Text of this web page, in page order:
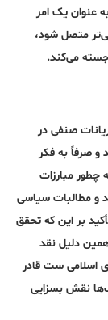
عنوان یک امر
متصل شود،
می‌کند.
صنفی در
صرفاً به فکر
مبارزات
و مطالبات سیاسی
بر این که تحقق
دلیل نقد
اسلامی ست قادر
نقش بسزایی